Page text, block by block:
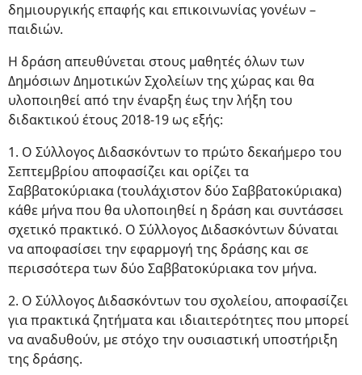
δημιουργικής επαφής και επικοινωνίας γονέων –
παιδιών.
Η δράση απευθύνεται στους μαθητές όλων των
Δημόσιων Δημοτικών Σχολείων της χώρας και θα
υλοποιηθεί από την έναρξη έως την λήξη του
διδακτικού έτους 2018-19 ως εξής:
1. Ο Σύλλογος Διδασκόντων το πρώτο δεκαήμερο του
Σεπτεμβρίου αποφασίζει και ορίζει τα
Σαββατοκύριακα (τουλάχιστον δύο Σαββατοκύριακα)
κάθε μήνα που θα υλοποιηθεί η δράση και συντάσσει
σχετικό πρακτικό. Ο Σύλλογος Διδασκόντων δύναται
να αποφασίσει την εφαρμογή της δράσης και σε
περισσότερα των δύο Σαββατοκύριακα τον μήνα.
2. Ο Σύλλογος Διδασκόντων του σχολείου, αποφασίζει
για πρακτικά ζητήματα και ιδιαιτερότητες που μπορεί
να αναδυθούν, με στόχο την ουσιαστική υποστήριξη
της δράσης.